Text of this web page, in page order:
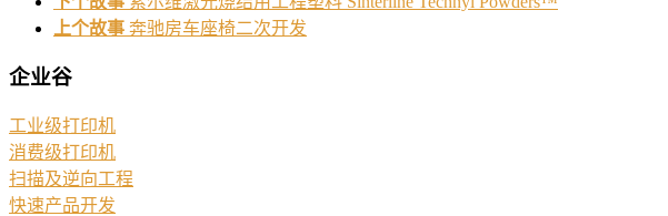
上个故事 奔驰房车座椅二次开发
企业谷
工业级打印机
消费级打印机
扫描及逆向工程
快速产品开发